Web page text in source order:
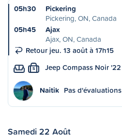
05h30
Pickering
Pickering, ON, Canada
05h45
Ajax
Ajax, ON, Canada
Retour jeu. 13 août à 17h15
S Jeep Compass Noir '22
Naitik Pas d'évaluations
Samedi 22 Août